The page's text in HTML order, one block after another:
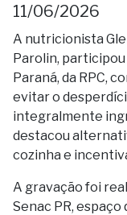
11/06/2026
A nutricionista
Parolin,
Paraná, da RPC,
evitar o
integralmente
destacou
cozinha e
A gravação foi
Senac PR,